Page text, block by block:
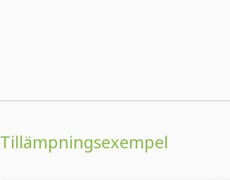
Tillämpningsexempel